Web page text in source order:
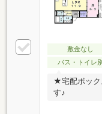
敷金なし
バス・トイレ
★宅配ボック
す♪